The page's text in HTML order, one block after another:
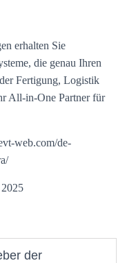
erhalten Sie
die genau Ihren
Fertigung, Logistik
All-in-One Partner für
web.com/de-
der